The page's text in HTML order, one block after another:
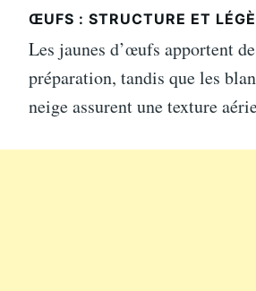
ŒUFS : STRUCTURE ET
Les jaunes d’œufs apportent
préparation, tandis que les
neige assurent une texture